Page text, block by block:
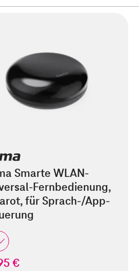
Smarte WLAN-
Fernbedienung,
für Sprach-/App-
€